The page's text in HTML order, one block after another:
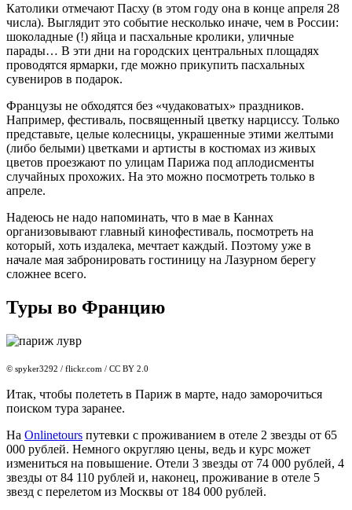
Католики отмечают Пасху (в этом году она в конце апреля 28
числа). Выглядит это событие несколько иначе, чем в России:
шоколадные (!) яйца и пасхальные кролики, уличные
парады… В эти дни на городских центральных площадях
проводятся ярмарки, где можно прикупить пасхальных
сувениров в подарок.
Французы не обходятся без «чудаковатых» праздников.
Например, фестиваль, посвященный цветку нарциссу. Только
представьте, целые колесницы, украшенные этими желтыми
(либо белыми) цветками и артисты в костюмах из живых
цветов проезжают по улицам Парижа под аплодисменты
случайных прохожих. На это можно посмотреть только в
апреле.
Надеюсь не надо напоминать, что в мае в Каннах
организовывают главный кинофестиваль, посмотреть на
который, хоть издалека, мечтает каждый. Поэтому уже в
начале мая забронировать гостиницу на Лазурном берегу
сложнее всего.
Туры во Францию
© spyker3292 / flickr.com / CC BY 2.0
Итак, чтобы полететь в Париж в марте, надо заморочиться
поиском тура заранее.
На Onlinetours путевки с проживанием в отеле 2 звезды от 65
000 рублей. Немного округляю цены, ведь и курс может
измениться на повышение. Отели 3 звезды от 74 000 рублей, 4
звезды от 84 110 рублей и, наконец, проживание в отеле 5
звезд с перелетом из Москвы от 184 000 рублей.